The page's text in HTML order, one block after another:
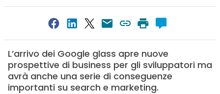
L’arrivo dei Google glass apre nuove
prospettive di business per gli sviluppatori ma
avrà anche una serie di conseguenze
importanti su search e marketing.